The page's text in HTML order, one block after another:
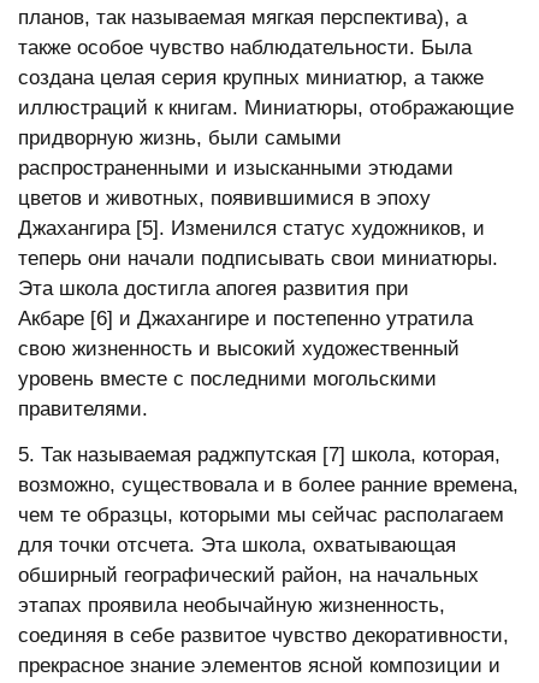
планов, так называемая мягкая перспектива), а
также особое чувство наблюдательности. Была
создана целая серия крупных миниатюр, а также
иллюстраций к книгам. Миниатюры, отображающие
придворную жизнь, были самыми
распространенными и изысканными этюдами
цветов и животных, появившимися в эпоху
Джахангира [5]. Изменился статус художников, и
теперь они начали подписывать свои миниатюры.
Эта школа достигла апогея развития при
Акбаре [6] и Джахангире и постепенно утратила
свою жизненность и высокий художественный
уровень вместе с последними могольскими
правителями.
5. Так называемая раджпутская [7] школа, которая,
возможно, существовала и в более ранние времена,
чем те образцы, которыми мы сейчас располагаем
для точки отсчета. Эта школа, охватывающая
обширный географический район, на начальных
этапах проявила необычайную жизненность,
соединяя в себе развитое чувство декоративности,
прекрасное знание элементов ясной композиции и